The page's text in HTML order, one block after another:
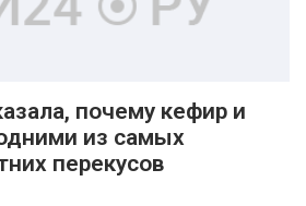
почему кефир и
из самых
перекусов